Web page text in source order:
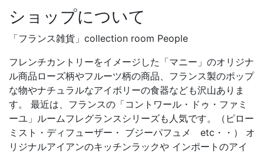
ショップについて
「フランス雑貨」collection room People
フレンチカントリーをイメージした「マニー」のオリジナ
ル商品ローズ柄やフルーツ柄の商品、フランス製のポップ
な物やナチュラルなアイボリーの食器なども沢山ありま
す。 最近は、フランスの「コントワール・ドゥ・ファミ
ーユ」ルームフレグランスシリーズも人気です。（ピロー
ミスト・ディフューザー・ ブジーパフュメ etc・・） オ
リジナルアイアンのキッチンラックや インポートのアイ